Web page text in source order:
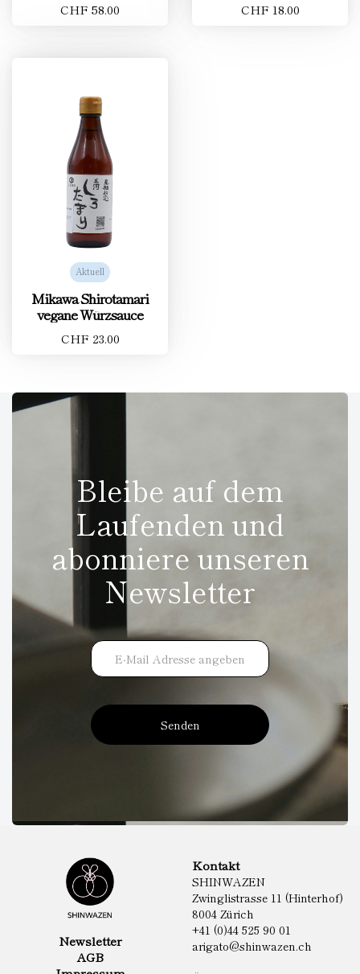
CHF 58.00 CHF 18.00
Aktuell
Mikawa Shirotamari
vegane Würzsauce
CHF 23.00
Bleibe auf dem
Laufenden und
abonniere unseren
Newsletter
Senden
Newsletter
AGB
Kontakt
SHINWAZEN
Zwinglistrasse 11 (Hinterhof)
8004 Zürich
+41 (0)44 525 90 01
arigato@shinwazen.ch